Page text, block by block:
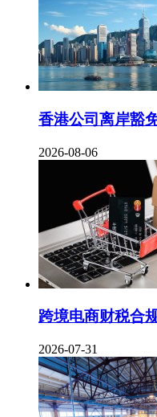
香港公司离岸豁
2026-08-06
跨境电商财税合
2026-07-31